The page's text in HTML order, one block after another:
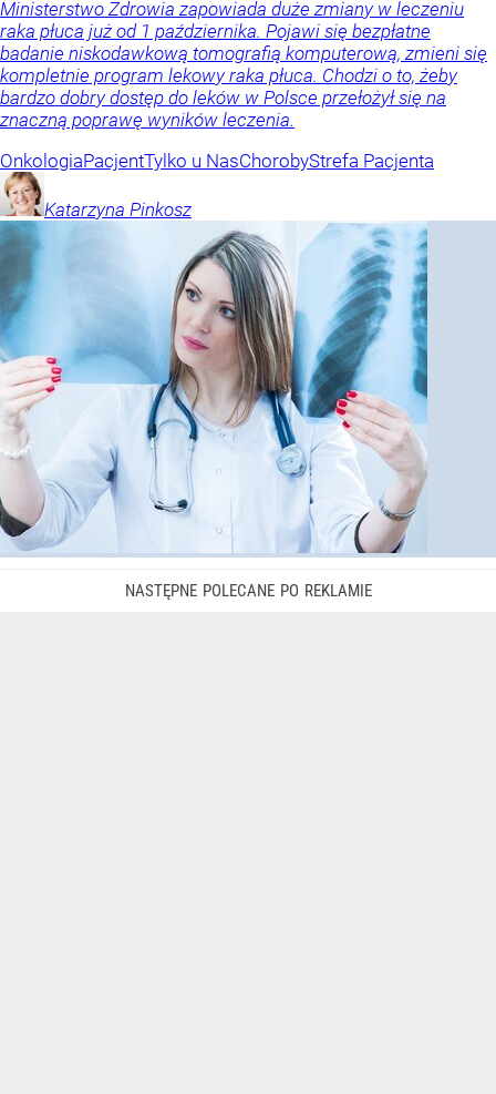
Ministerstwo Zdrowia zapowiada duże zmiany w leczeniu
raka płuca już od 1 października. Pojawi się bezpłatne
badanie niskodawkową tomografią komputerową, zmieni się
kompletnie program lekowy raka płuca. Chodzi o to, żeby
bardzo dobry dostęp do leków w Polsce przełożył się na
znaczną poprawę wyników leczenia.
OnkologiaPacjentTylko u NasChorobyStrefa Pacjenta
Katarzyna Pinkosz